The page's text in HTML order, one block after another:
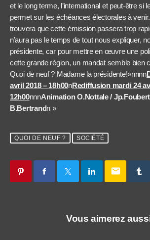
et le long terme, l’international et peut-être si
permet sur les échéances électorales à
trouvera que cette émission passera trop
n’aura pas le temps de tout nous expliquer,
présidente, car pour mettre en œuvre une
cette grande région, un mandat semble bien
Quoi de neuf ? Madame la présidente!»nnnn
avril 2018 – 18h00nRediffusion mardi 24
12h00nnnAnimation O.Nottale / Jp.Foubert
B.Bertrandn »
QUOI DE NEUF ? SOCIÉTÉ
email
Vous aimerez